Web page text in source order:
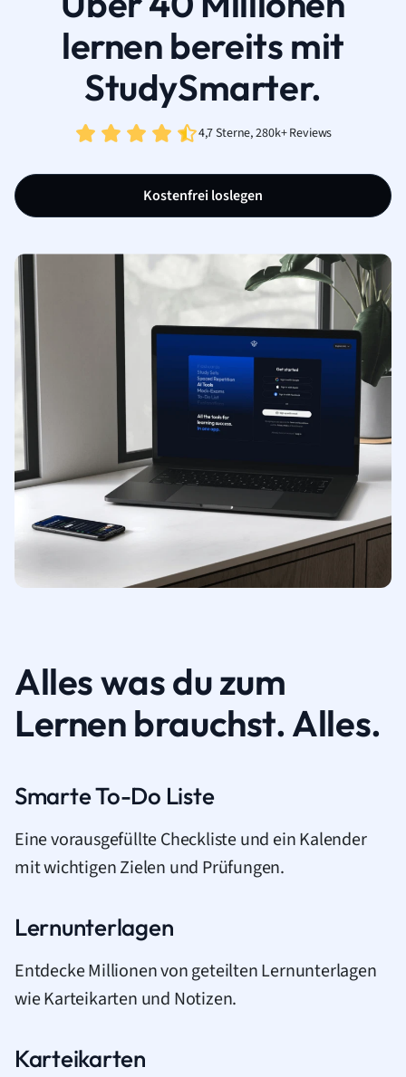
lernen bereits mit
StudySmarter.
4,7 Sterne, 280k+ Reviews
Kostenfrei loslegen
Alles was du zum
Lernen brauchst. Alles.
Smarte To-Do Liste
Eine vorausgefüllte Checkliste und ein Kalender
mit wichtigen Zielen und Prüfungen.
Lernunterlagen
Entdecke Millionen von geteilten Lernunterlagen
wie Karteikarten und Notizen.
Karteikarten